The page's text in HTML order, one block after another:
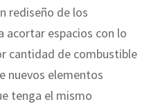
rediseño de los
espacios con lo
cantidad de combustible
nuevos elementos
tenga el mismo